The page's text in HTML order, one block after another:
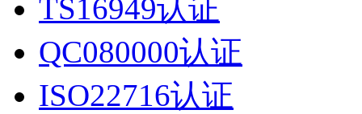
TS16949认证
QC080000认证
ISO22716认证